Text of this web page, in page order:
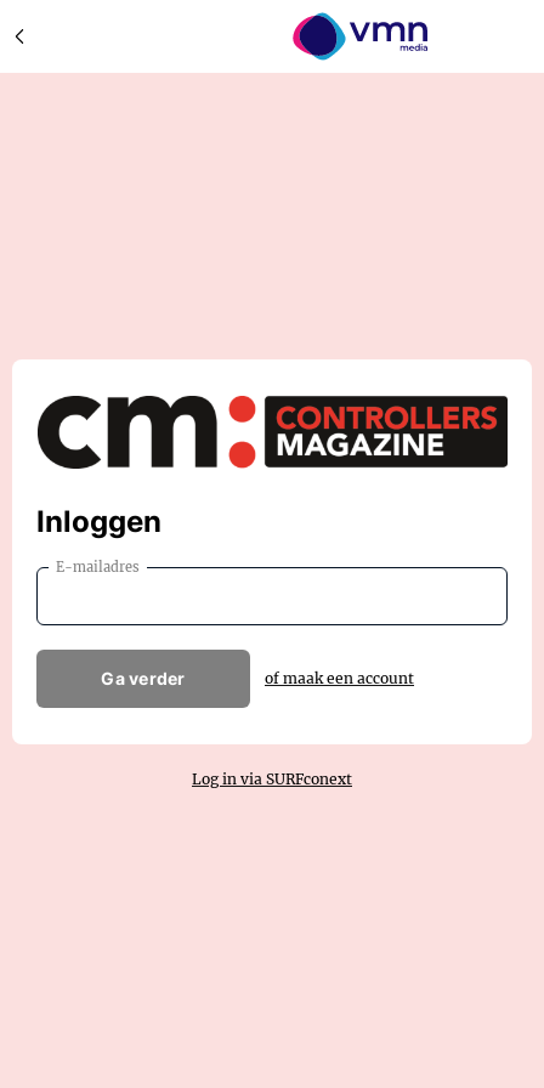
Inloggen
E-mailadres
Ga verder of maak een account
Log in via SURFconext